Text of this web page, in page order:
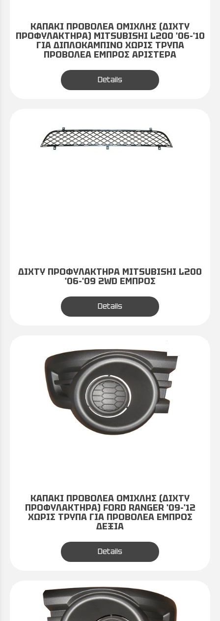
ΚΑΠΑΚΙ ΠΡΟΒΟΛΕΑ ΟΜΙΧΛΗΣ (ΔΙΧΤΥ
ΠΡΟΦΥΛΑΚΤΗΡΑ) MITSUBISHI L200 '06-'10
ΓΙΑ ΔΙΠΛΟΚΑΜΠΙΝΟ ΧΩΡΙΣ ΤΡΥΠΑ
ΠΡΟΒΟΛΕΑ ΕΜΠΡΟΣ ΑΡΙΣΤΕΡΑ
Details
ΔΙΧΤΥ ΠΡΟΦΥΛΑΚΤΗΡΑ MITSUBISHI L200
'06-'09 2WD ΕΜΠΡΟΣ
Details
ΚΑΠΑΚΙ ΠΡΟΒΟΛΕΑ ΟΜΙΧΛΗΣ (ΔΙΧΤΥ
ΠΡΟΦΥΛΑΚΤΗΡΑ) FORD RANGER '09-'12
ΧΩΡΙΣ ΤΡΥΠΑ ΓΙΑ ΠΡΟΒΟΛΕΑ ΕΜΠΡΟΣ
ΔΕΞΙΑ
Details